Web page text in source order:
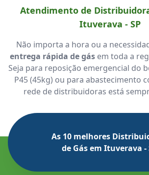
Atendimento de
Ituverava - SP
Não importa a hora ou a
entrega rápida de gásem toda a
Seja para reposição emergencial do
P45 (45kg) ou para abastecimento
rede de distribuidoras está
As 10 melhores
de Gás em Ituverava -